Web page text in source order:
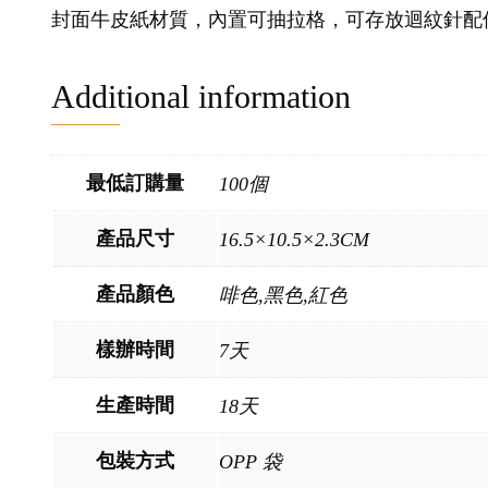
封面牛皮紙材質，內置可抽拉格，可存放迴紋針配
Additional information
最低訂購量 100個
產品尺寸 16.5×10.5×2.3CM
產品顏色 啡色,黑色,紅色
樣辦時間 7天
生產時間 18天
包裝方式 OPP 袋